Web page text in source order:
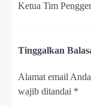
Ketua Tim
Tinggalkan
Alamat email
wajib ditandai *